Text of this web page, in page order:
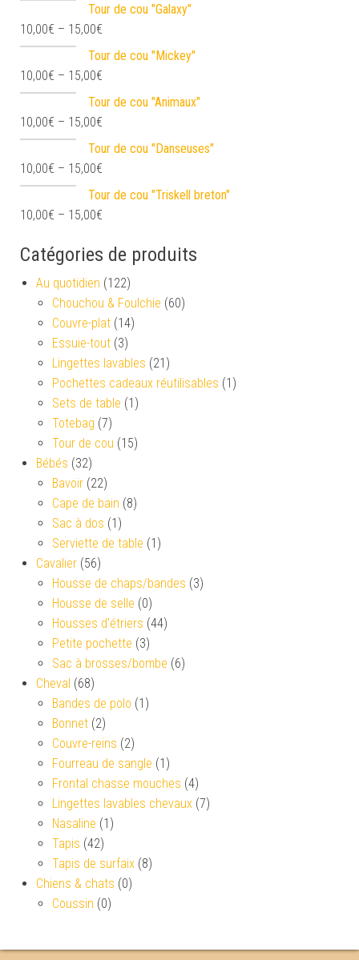
Tour de cou "Galaxy"
10,00€ – 15,00€
Tour de cou "Mickey"
10,00€ – 15,00€
Tour de cou "Animaux"
10,00€ – 15,00€
Tour de cou "Danseuses"
10,00€ – 15,00€
Tour de cou "Triskell breton"
10,00€ – 15,00€
Catégories de produits
Au quotidien (122)
Chouchou & Foulchie (60)
Couvre-plat (14)
Essuie-tout (3)
Lingettes lavables (21)
Pochettes cadeaux réutilisables (1)
Sets de table (1)
Totebag (7)
Tour de cou (15)
Bébés (32)
Bavoir (22)
Cape de bain (8)
Sac à dos (1)
Serviette de table (1)
Cavalier (56)
Housse de chaps/bandes (3)
Housse de selle (0)
Housses d’étriers (44)
Petite pochette (3)
Sac à brosses/bombe (6)
Cheval (68)
Bandes de polo (1)
Bonnet (2)
Couvre-reins (2)
Fourreau de sangle (1)
Frontal chasse mouches (4)
Lingettes lavables chevaux (7)
Nasaline (1)
Tapis (42)
Tapis de surfaix (8)
Chiens & chats (0)
Coussin (0)